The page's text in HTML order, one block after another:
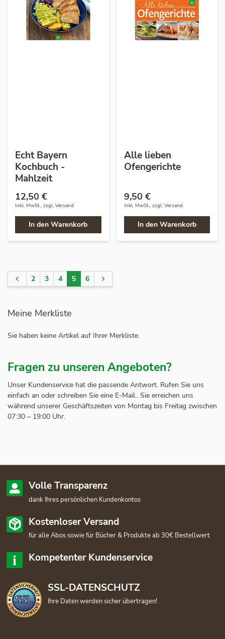
Echt Bayern
Kochbuch -
Mahlzeit
12,50 €
Inkl. MwSt., zzgl. Versand
In den Warenkorb
Alle lieben
Ofengerichte
9,50 €
Inkl. MwSt., zzgl. Versand
In den Warenkorb
Seite Seite
2 Seite
3 Seite
4 Sie lesen gerade Seite
5 Seite
6 Seite
Meine Merkliste
Sie haben keine Artikel auf Ihrer Merkliste.
Fragen zu unseren Angeboten?
Unser Kundenservice hat die passende Antwort. Rufen Sie uns
einfach an oder schreiben Sie eine E-Mail.. Sie erreichen uns
während unserer Geschäftszeiten von Montag bis Freitag zwischen
07:30 – 19:00 Uhr.
Volle Transparenz
dank Ihres persönlichen Kundenkontos
Kostenloser Versand
für alle Abos sowie für Bücher & Produkte ab 30€ Bestellwert
Kompetenter Kundenservice
SSL-DATENSCHUTZ
Ihre Daten werden sicher übertragen!